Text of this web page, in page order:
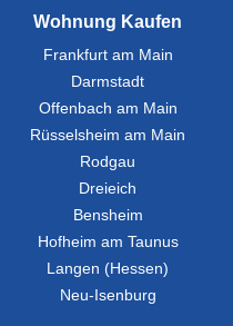
Wohnung Kaufen
Frankfurt am Main
Darmstadt
Offenbach am Main
Rüsselsheim am Main
Rodgau
Dreieich
Bensheim
Hofheim am Taunus
Langen (Hessen)
Neu-Isenburg